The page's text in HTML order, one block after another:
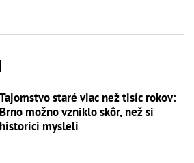
Tajomstvo staré viac než tisíc rokov:
Brno možno vzniklo skôr, než si
historici mysleli